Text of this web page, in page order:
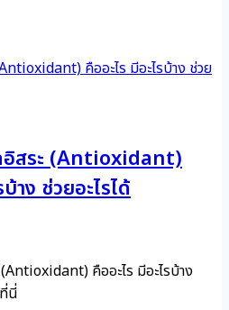
อิสระ (Antioxidant)
าง ช่วยอะไรได้
คืออะไร มีอะไรบ้าง
นี่